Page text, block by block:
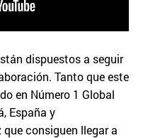
dispuestos a seguir
Tanto que este
en Número 1 Global
España y
consiguen llegar a